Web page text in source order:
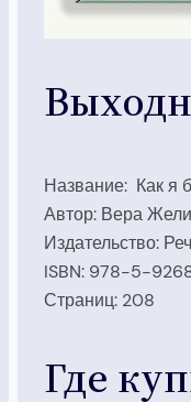
Название: Как я
Автор: Вера
Издательство:
ISBN: 978-5-
Страниц: 208
Где